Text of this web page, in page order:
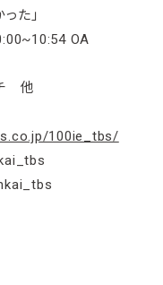
た」
OA
他
100ie_tbs/